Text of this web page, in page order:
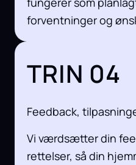
forventninger og
TRIN 04
Feedback,
Vi værdsætter din
rettelser, så din